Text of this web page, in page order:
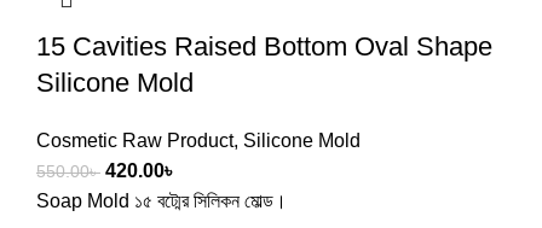
15 Cavities Raised Bottom Oval Shape
Silicone Mold
Cosmetic Raw Product, Silicone Mold
550.00৳ 420.00৳
Soap Mold ১৫ বট্মের সিলিকন মোল্ড।